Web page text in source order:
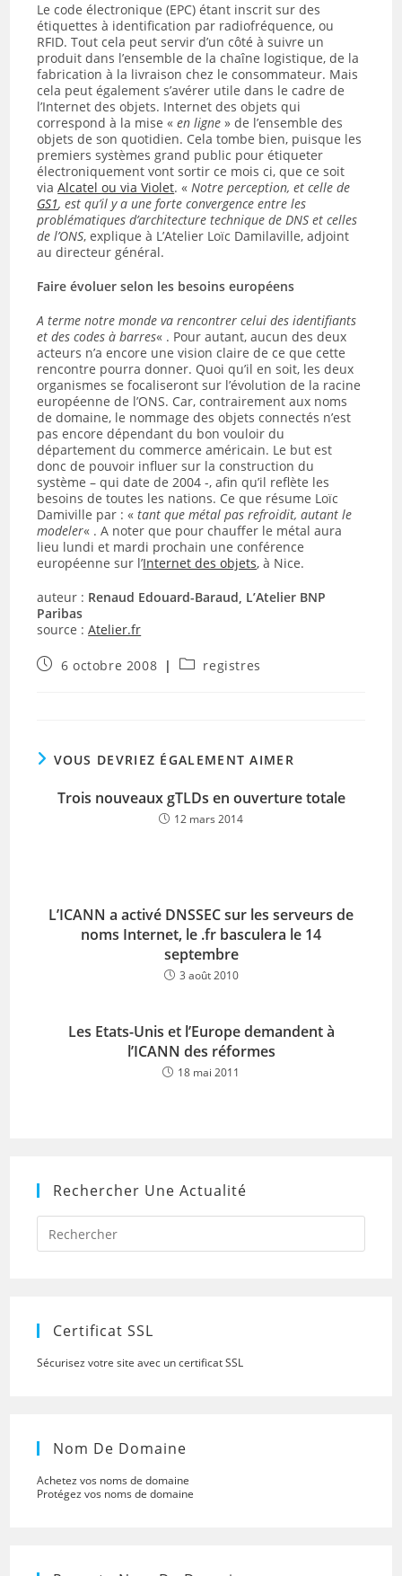
Le code électronique (EPC) étant inscrit sur des
étiquettes à identification par radiofréquence, ou
RFID. Tout cela peut servir d’un côté à suivre un
produit dans l’ensemble de la chaîne logistique, de la
fabrication à la livraison chez le consommateur. Mais
cela peut également s’avérer utile dans le cadre de
l’Internet des objets. Internet des objets qui
correspond à la mise «en ligne » de l’ensemble des
objets de son quotidien. Cela tombe bien, puisque les
premiers systèmes grand public pour étiqueter
électroniquement vont sortir ce mois ci, que ce soit
viaAlcatel ou via Violet. «Notre perception, et celle de
GS1, est qu’il y a une forte convergence entre les
problématiques d’architecture technique de DNS et celles
de l’ONS, explique à L’Atelier Loïc Damilaville, adjoint
au directeur général.
Faire évoluer selon les besoins européens
A terme notre monde va rencontrer celui des identifiants
et des codes à barres« . Pour autant, aucun des deux
acteurs n’a encore une vision claire de ce que cette
rencontre pourra donner. Quoi qu’il en soit, les deux
organismes se focaliseront sur l’évolution de la racine
européenne de l’ONS. Car, contrairement aux noms
de domaine, le nommage des objets connectés n’est
pas encore dépendant du bon vouloir du
département du commerce américain. Le but est
donc de pouvoir influer sur la construction du
système – qui date de 2004 -, afin qu’il reflète les
besoins de toutes les nations. Ce que résume Loïc
Damiville par : «tant que métal pas refroidit, autant le
modeler« . A noter que pour chauffer le métal aura
lieu lundi et mardi prochain une conférence
européenne sur l’Internet des objets, à Nice.
auteur : Renaud Edouard-Baraud, L’Atelier BNP
Paribas
source :Atelier.fr
Publication
6 octobre 2008
Postregistres
VOUS DEVRIEZ ÉGALEMENT AIMER
Trois nouveaux gTLDs en ouverture totale
12 mars 2014
L’ICANN a activé DNSSEC sur les serveurs de
noms Internet, le .fr basculera le 14
septembre
3 août 2010
Les Etats-Unis et l’Europe demandent à
l’ICANN des réformes
18 mai 2011
Rechercher Une Actualité
Press
to
Certificat SSL
Sécurisez votre site avec un certificat SSL
Nom De Domaine
Achetez vos noms de domaine
Protégez vos noms de domaine